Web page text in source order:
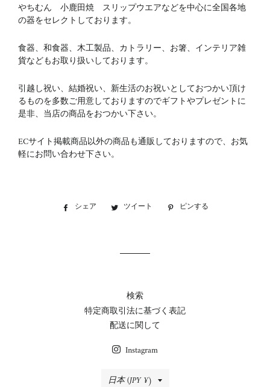
やちむん 小鹿田焼 スリップウエアなどを中心に全国各地
の器をセレクトしております。
食器、和食器、木工製品、カトラリー、お箸、インテリア雑
貨などもお取り扱いしております。
引越し祝い、結婚祝い、新生活のお祝いとしておつかい頂け
るものを多数ご用意しておりますのでギフトやプレゼントに
是非、当店の商品をおつかい下さい。
ECサイト掲載商品以外の商品も通販しておりますので、お気
軽にお問い合わせ下さい。
シェア
Facebookツイート
Twitter ピンする
検索
特定商取引法に基づく表記
配送に関して
Instagram
国/
日本 (JPY ¥)